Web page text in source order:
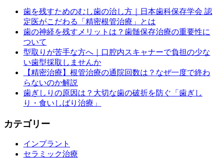
歯を残すためのむし歯の治し方｜日本歯科保存学会 認
定医がこだわる「精密根管治療」とは
歯の神経を残すメリットは？歯髄保存治療の重要性に
ついて
型取りが苦手な方へ｜口腔内スキャナーで負担の少な
い歯型採取しませんか
【精密治療】根管治療の通院回数は？なぜ一度で終わ
らないのか解説
歯ぎしりの原因は？大切な歯の破折を防ぐ「歯ぎし
り・食いしばり治療」
カテゴリー
インプラント
セラミック治療